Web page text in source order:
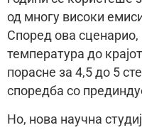
од многу високи
Според ова сценарио,
температура до
порасне за 4,5 до 5
споредба со
Но, нова научна